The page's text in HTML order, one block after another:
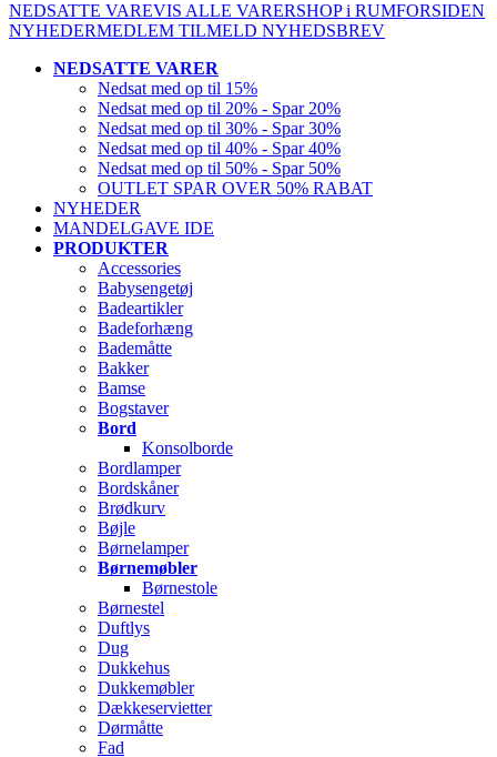
NEDSATTE VAREVIS ALLE VARERSHOP i RUMFORSIDEN
NYHEDERMEDLEM TILMELD NYHEDSBREV
NEDSATTE VARER
Nedsat med op til 15%
Nedsat med op til 20% - Spar 20%
Nedsat med op til 30% - Spar 30%
Nedsat med op til 40% - Spar 40%
Nedsat med op til 50% - Spar 50%
OUTLET SPAR OVER 50% RABAT
NYHEDER
MANDELGAVE IDE
PRODUKTER
Accessories
Babysengetøj
Badeartikler
Badeforhæng
Bademåtte
Bakker
Bamse
Bogstaver
Bord
Konsolborde
Bordlamper
Bordskåner
Brødkurv
Bøjle
Børnelamper
Børnemøbler
Børnestole
Børnestel
Duftlys
Dug
Dukkehus
Dukkemøbler
Dækkeservietter
Dørmåtte
Fad